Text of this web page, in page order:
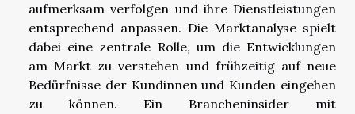
aufmerksam verfolgen und ihre Dienstleistungen
entsprechend anpassen. Die Marktanalyse spielt
dabei eine zentrale Rolle, um die Entwicklungen
am Markt zu verstehen und frühzeitig auf neue
Bedürfnisse der Kundinnen und Kunden eingehen
zu können. Ein Brancheninsider mit